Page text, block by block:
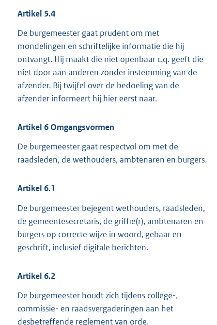
Artikel 5.4
De burgemeester gaat prudent om met
mondelingen en schriftelijke informatie die hij
ontvangt. Hij maakt die niet openbaar c.q. geeft die
niet door aan anderen zonder instemming van de
afzender. Bij twijfel over de bedoeling van de
afzender informeert hij hier eerst naar.
Artikel 6Omgangsvormen
De burgemeester gaat respectvol om met de
raadsleden, de wethouders, ambtenaren en burgers.
Artikel 6.1
De burgemeester bejegent wethouders, raadsleden,
de gemeentesecretaris, de griffie(r), ambtenaren en
burgers op correcte wijze in woord, gebaar en
geschrift, inclusief digitale berichten.
Artikel 6.2
De burgemeester houdt zich tijdens college-,
commissie- en raadsvergaderingen aan het
desbetreffende reglement van orde.